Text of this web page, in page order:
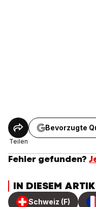
Teilen
Bevorzugte
Fehler gefunden?
IN DIESEM
Schweiz (F)